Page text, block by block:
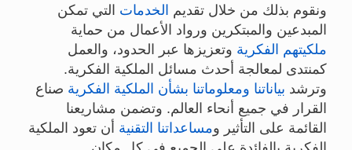
ونقوم بذلك من خلال تقديم الخدمات التي تمكن
المبدعين والمبتكرين ورواد الأعمال من حماية
ملكيتهم الفكرية وتعزيزها عبر الحدود، والعمل
كمنتدى لمعالجة أحدث مسائل الملكية الفكرية.
وترشد بياناتنا ومعلوماتنا بشأن الملكية الفكرية صناع
القرار في جميع أنحاء العالم. وتضمن مشاريعنا
القائمة على التأثير ومساعداتنا التقنية أن تعود الملكية